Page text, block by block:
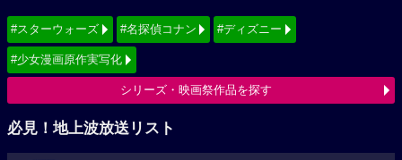
#スターウォーズ #名探偵コナン #ディズニー
#少女漫画原作実写化
シリーズ・映画祭作品を探す
必見！地上波放送リスト